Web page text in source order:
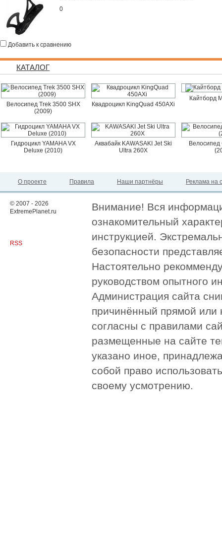
0
Добавить к сравнению
КАТАЛОГ
Велосипед Trek 3500 SHX
(2009)
Квадроцикл KingQuad 450AXi
Кайтборд
Гидроцикл YAMAHA VX
Deluxe (2010)
Аквабайк KAWASAKI Jet Ski
Ultra 260X
Велосипед
О проекте Правила Наши партнёры Реклама на
© 2007 - 2026
ExtremePlanet.ru
RSS
Внимание! Вся
ознакомительный
инструкцией.
безопасности
Настоятельно
руководством опытного
Администрация сайта
причинённый прямой или
согласны с правилами
размещенные на сайте
указано иное,
собой право
своему усмотрению.